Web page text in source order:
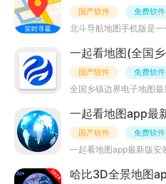
国产软件 免费软件
国产软件 免费软件
国产软件 免费软件